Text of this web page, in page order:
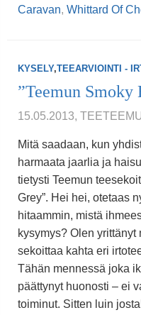
Caravan, Whittard Of
KYSELY,TEEARVIOINTI -
”Teemun Smoky
15.05.2013,
Mitä saadaan, kun
harmaata jaarlia ja
tietysti Teemun
Grey”. Hei hei, otetaas
hitaammin, mistä
kysymys? Olen yrittänyt
sekoittaa kahta eri
Tähän mennessä joka
päättynyt huonosti – ei
toiminut. Sitten luin